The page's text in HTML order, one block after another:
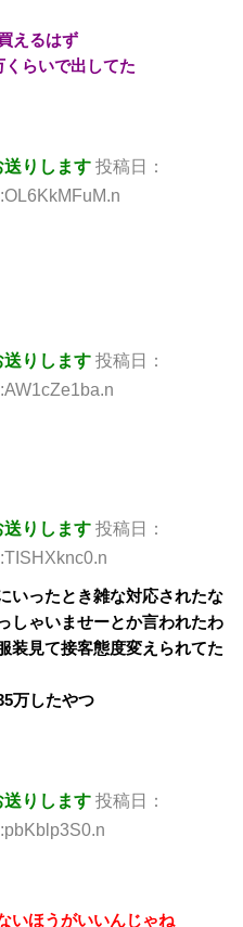
えるはず
らいで出してた
りします 投稿日：
りします 投稿日：
りします 投稿日：
いったとき雑な対応されたな
しゃいませーとか言われたわ
装見て接客態度変えられてた
万したやつ
りします 投稿日：
いほうがいいんじゃね